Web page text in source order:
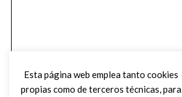
Esta página web emplea tanto cookies
propias como de terceros técnicas, para